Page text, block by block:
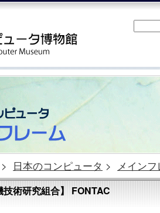
> 日本のコンピュータ > メイン
術研究組合】 FONTAC